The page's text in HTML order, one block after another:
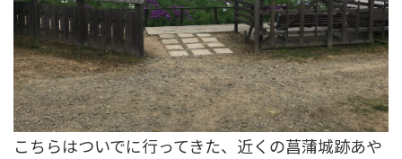
こちらはついでに行ってきた、近くの菖蒲城跡あや